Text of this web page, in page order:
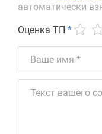
автоматически
Оценка ТП *